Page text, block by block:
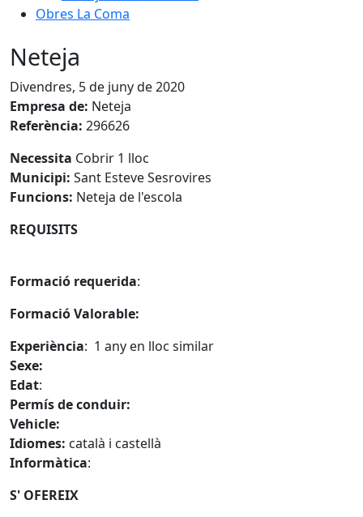
Obres La Coma
Neteja
Divendres, 5 de juny de 2020
Empresa de: Neteja
Referència: 296626
Necessita Cobrir 1 lloc
Municipi: Sant Esteve Sesrovires
Funcions: Neteja de l'escola
REQUISITS
Formació requerida:
Formació Valorable:
Experiència: 1 any en lloc similar
Sexe:
Edat:
Permís de conduir:
Vehicle:
Idiomes: català i castellà
Informàtica:
S' OFEREIX